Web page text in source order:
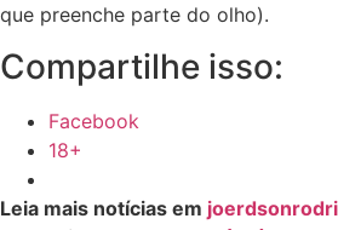
que preenche parte do olho).
Compartilhe isso:
Facebook
18+
Leia mais notícias em